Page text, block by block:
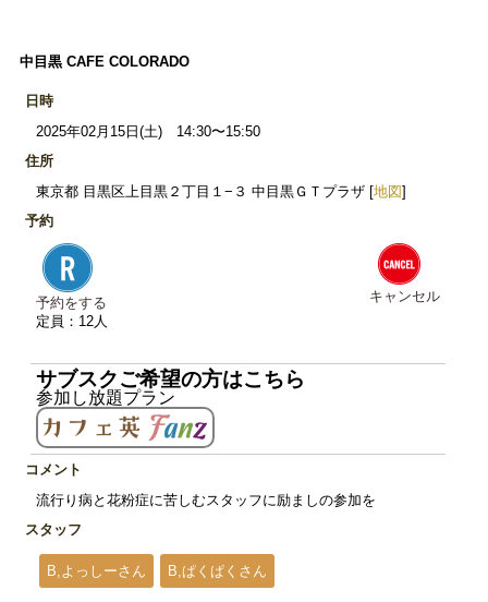
中目黒 CAFE COLORADO
日時
2025年02月15日(土) 14:30〜15:50
住所
東京都 目黒区上目黒２丁目１−３ 中目黒ＧＴプラザ [地図]
予約
予約をする
定員：12人
キャンセル
サブスクご希望の方はこちら
参加し放題プラン
コメント
流行り病と花粉症に苦しむスタッフに励ましの参加を
スタッフ
B,よっしーさん B,ぱくぱくさん